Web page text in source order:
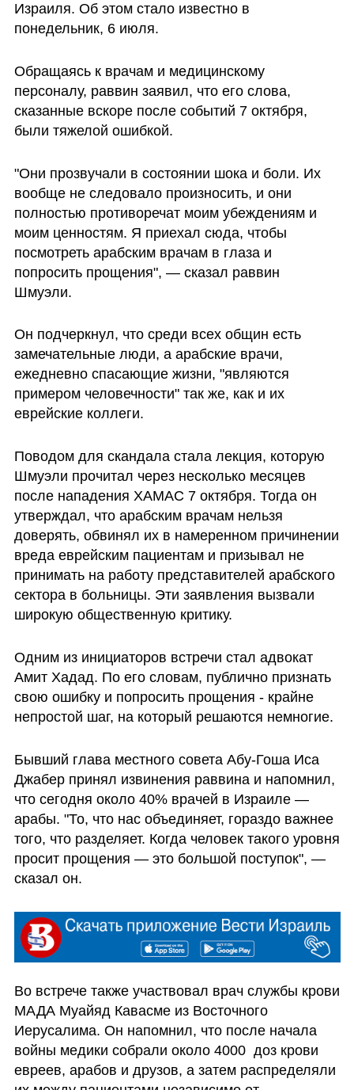
Израиля. Об этом стало известно в
понедельник, 6 июля.
Обращаясь к врачам и медицинскому
персоналу, раввин заявил, что его слова,
сказанные вскоре после событий 7 октября,
были тяжелой ошибкой.
"Они прозвучали в состоянии шока и боли. Их
вообще не следовало произносить, и они
полностью противоречат моим убеждениям и
моим ценностям. Я приехал сюда, чтобы
посмотреть арабским врачам в глаза и
попросить прощения", — сказал раввин
Шмуэли.
Он подчеркнул, что среди всех общин есть
замечательные люди, а арабские врачи,
ежедневно спасающие жизни, "являются
примером человечности" так же, как и их
еврейские коллеги.
Поводом для скандала стала лекция, которую
Шмуэли прочитал через несколько месяцев
после нападения ХАМАС 7 октября. Тогда он
утверждал, что арабским врачам нельзя
доверять, обвинял их в намеренном причинении
вреда еврейским пациентам и призывал не
принимать на работу представителей арабского
сектора в больницы. Эти заявления вызвали
широкую общественную критику.
Одним из инициаторов встречи стал адвокат
Амит Хадад. По его словам, публично признать
свою ошибку и попросить прощения - крайне
непростой шаг, на который решаются немногие.
Бывший глава местного совета Абу-Гоша Иса
Джабер принял извинения раввина и напомнил,
что сегодня около 40% врачей в Израиле —
арабы. "То, что нас объединяет, гораздо важнее
того, что разделяет. Когда человек такого уровня
просит прощения — это большой поступок", —
сказал он.
Во встрече также участвовал врач службы крови
МАДА Муайяд Кавасме из Восточного
Иерусалима. Он напомнил, что после начала
войны медики собрали около 4000  доз крови
евреев, арабов и друзов, а затем распределяли